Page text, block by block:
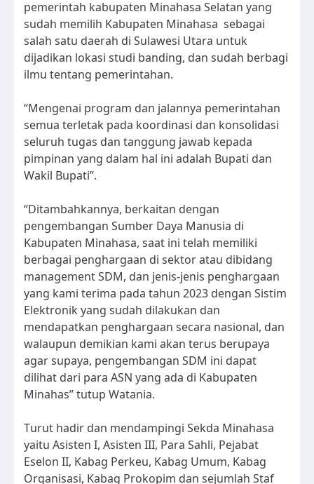
pemerintah kabupaten Minahasa Selatan yang
sudah memilih Kabupaten Minahasa sebagai
salah satu daerah di Sulawesi Utara untuk
dijadikan lokasi studi banding, dan sudah berbagi
ilmu tentang pemerintahan.
“Mengenai program dan jalannya pemerintahan
semua terletak pada koordinasi dan konsolidasi
seluruh tugas dan tanggung jawab kepada
pimpinan yang dalam hal ini adalah Bupati dan
Wakil Bupati”.
“Ditambahkannya, berkaitan dengan
pengembangan Sumber Daya Manusia di
Kabupaten Minahasa, saat ini telah memiliki
berbagai penghargaan di sektor atau dibidang
management SDM, dan jenis-jenis penghargaan
yang kami terima pada tahun 2023 dengan Sistim
Elektronik yang sudah dilakukan dan
mendapatkan penghargaan secara nasional, dan
walaupun demikian kami akan terus berupaya
agar supaya, pengembangan SDM ini dapat
dilihat dari para ASN yang ada di Kabupaten
Minahas” tutup Watania.
Turut hadir dan mendampingi Sekda Minahasa
yaitu Asisten I, Asisten III, Para Sahli, Pejabat
Eselon II, Kabag Perkeu, Kabag Umum, Kabag
Organisasi, Kabag Prokopim dan sejumlah Staf